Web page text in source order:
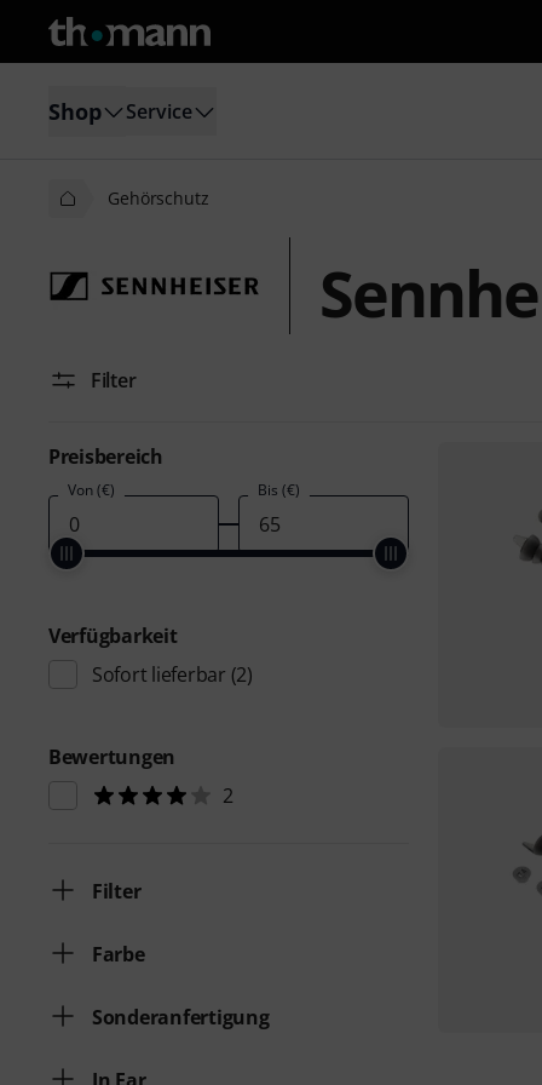
Shop Service
Gehörschutz
Filter
Preisbereich
Von (€) Bis (€)
Verfügbarkeit
Sofort lieferbar (2)
Bewertungen
2
Filter
Farbe
Sonderanfertigung